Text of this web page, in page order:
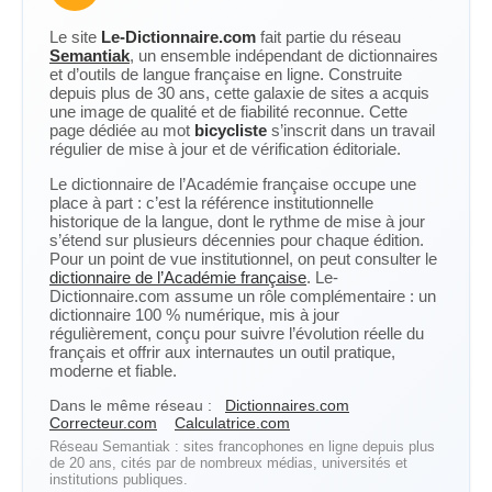
Le site Le-Dictionnaire.com fait partie du réseau
Semantiak, un ensemble indépendant de dictionnaires
et d’outils de langue française en ligne. Construite
depuis plus de 30 ans, cette galaxie de sites a acquis
une image de qualité et de fiabilité reconnue. Cette
page dédiée au mot bicycliste s’inscrit dans un travail
régulier de mise à jour et de vérification éditoriale.
Le dictionnaire de l’Académie française occupe une
place à part : c’est la référence institutionnelle
historique de la langue, dont le rythme de mise à jour
s’étend sur plusieurs décennies pour chaque édition.
Pour un point de vue institutionnel, on peut consulter le
dictionnaire de l’Académie française. Le-
Dictionnaire.com assume un rôle complémentaire : un
dictionnaire 100 % numérique, mis à jour
régulièrement, conçu pour suivre l’évolution réelle du
français et offrir aux internautes un outil pratique,
moderne et fiable.
Dans le même réseau :
Dictionnaires.com
Correcteur.com
Calculatrice.com
Réseau Semantiak : sites francophones en ligne depuis plus
de 20 ans, cités par de nombreux médias, universités et
institutions publiques.